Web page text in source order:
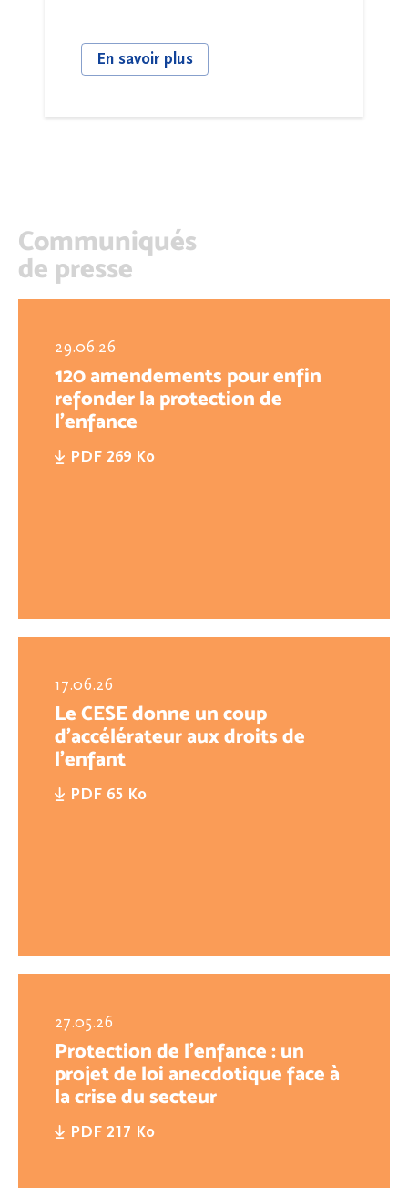
En savoir plus
Communiqués
de presse
29.06.26
120 amendements pour enfin
refonder la protection de
l'enfance
PDF 269 Ko
17.06.26
Le CESE donne un coup
d’accélérateur aux droits de
l’enfant
PDF 65 Ko
27.05.26
Protection de l’enfance : un
projet de loi anecdotique face à
la crise du secteur
PDF 217 Ko